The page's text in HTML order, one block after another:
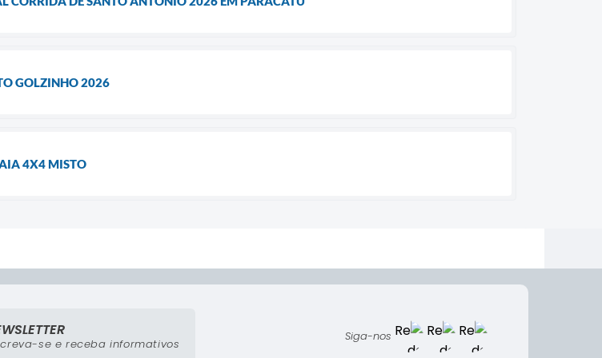
GOLZINHO 2026
4X4 MISTO
Siga-nos
se e receba informativos